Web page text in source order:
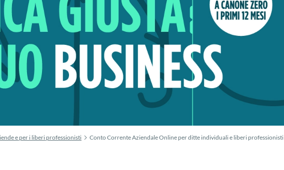
e per i liberi professionisti Conto Corrente Aziendale Online per ditte individuali e liberi professionisti